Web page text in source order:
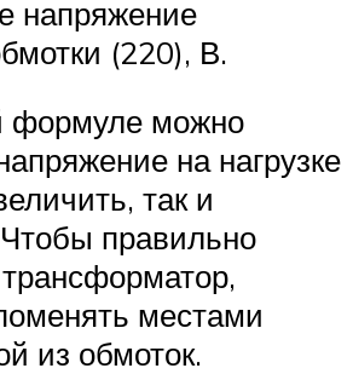
напряжение
(220), В.
формуле можно
на нагрузке
так и
правильно
местами
из обмоток.